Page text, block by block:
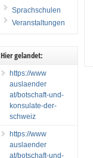
Sprachschulen
Veranstaltungen
Hier gelandet:
https://www
auslaender
at/botschaft-und-
konsulate-der-
schweiz
https://www
auslaender
at/botschaft-und-